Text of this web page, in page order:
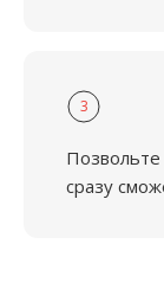
3
Позвольте
сразу